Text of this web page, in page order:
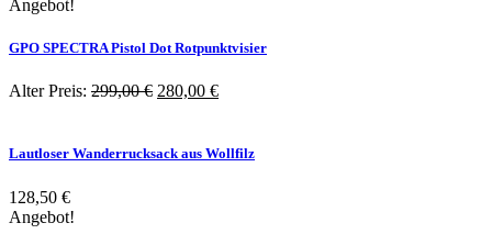
Angebot!
GPO SPECTRA Pistol Dot Rotpunktvisier
Alter Preis: 299,00€ Ursprünglicher
299,00 €
280,00 €Aktueller
280,00 €.
Lautloser Wanderrucksack aus Wollfilz
128,50 €
Angebot!